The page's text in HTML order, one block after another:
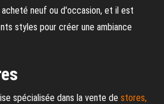
neuf ou d'occasion, et il est
styles pour créer une ambiance
spécialisée dans la vente de stores,